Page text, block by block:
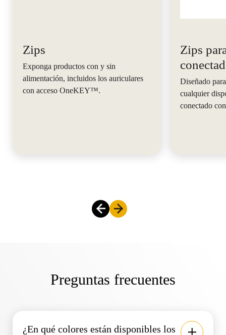
Zips
Exponga productos con y sin
alimentación, incluidos los auriculares
con acceso OneKEY™.
Zips
Diseñado
cualquier
conectado
Preguntas frecuentes
¿En qué colores están disponibles los